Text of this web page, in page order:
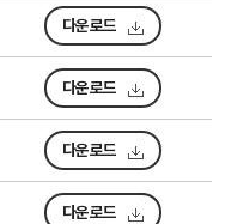
다운로드
다운로드
다운로드
다운로드